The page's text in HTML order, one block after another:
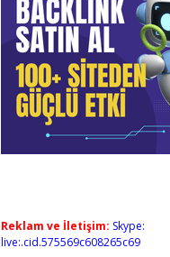
Reklam ve İletişim: Skype:
live:.cid.575569c608265c69